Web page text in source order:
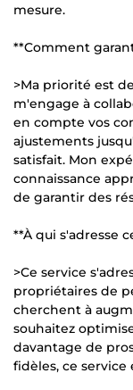
mesure.
**Comment
>Ma priorité est
m'engage à
en compte vos
ajustements
satisfait. Mon
connaissance
de garantir des
**À qui s'adresse
>Ce service
propriétaires de
cherchent à
souhaitez
davantage de
fidèles, ce service